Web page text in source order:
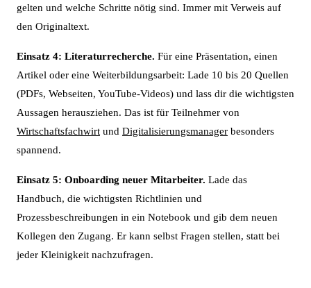
gelten und welche Schritte nötig sind. Immer mit Verweis auf
den Originaltext.
Einsatz 4: Literaturrecherche. Für eine Präsentation, einen
Artikel oder eine Weiterbildungsarbeit: Lade 10 bis 20 Quellen
(PDFs, Webseiten, YouTube-Videos) und lass dir die wichtigsten
Aussagen herausziehen. Das ist für Teilnehmer von
Wirtschaftsfachwirt und Digitalisierungsmanager besonders
spannend.
Einsatz 5: Onboarding neuer Mitarbeiter. Lade das
Handbuch, die wichtigsten Richtlinien und
Prozessbeschreibungen in ein Notebook und gib dem neuen
Kollegen den Zugang. Er kann selbst Fragen stellen, statt bei
jeder Kleinigkeit nachzufragen.